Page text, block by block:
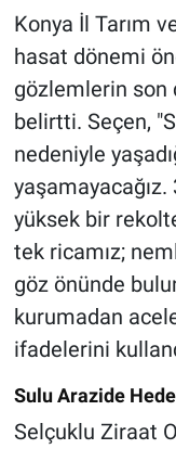
Konya İl Tarım
hasat dönemi
gözlemlerin son
belirtti. Seçen,
nedeniyle
yüksek bir
tek ricamız;
göz önünde
kurumadan
ifadelerini
Sulu Arazide
Selçuklu Ziraat